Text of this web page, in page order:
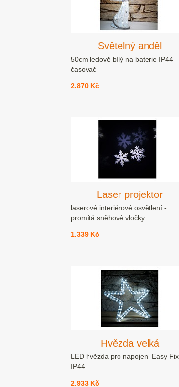
Světelný anděl
50cm ledově bílý na baterie IP44
časovač
2.870 Kč
Laser projektor
laserové interiérové osvětlení -
promítá sněhové vločky
1.339 Kč
Hvězda velká
LED hvězda pro napojení Easy Fix
IP44
2.933 Kč